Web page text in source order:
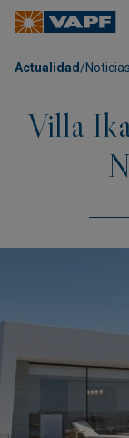
Actualidad /Noticias
Villa